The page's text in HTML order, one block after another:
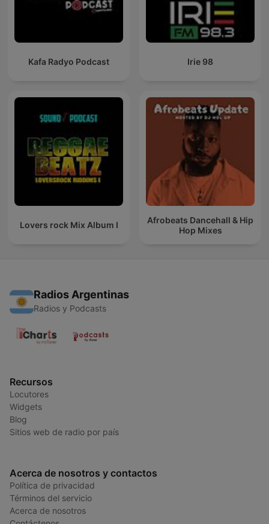
Kafa Radyo Podcast Irie 98
Lovers rock Mix Album I
Afrobeats Dancehall & Hip
Hop Mixes
Radios Argentinas
Radios y Podcasts
Recursos
Locutores
Widgets
Blog
Sitios web de radio por país
Acerca de nosotros y contactos
Política de privacidad
Términos del servicio
Acerca de nosotros